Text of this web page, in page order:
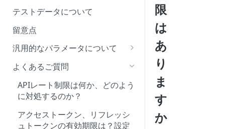
SAML SSO
認証方式の設定
仕様変更について
LINK APIのバージョニングは後
方互換性がありますか？
APIバージョンのライフサイクル
テストデータについて
留意点
汎用的なパラメータについて
account_subtypeの種類につい
て
aggregation_statusの一覧
よくあるご質問
APIレート制限は何か、どのよう
に対処するのか？
アクセストークン、リフレッシ
ュトークンの有効期限は？設定
限
は
あ
り
ま
す
か